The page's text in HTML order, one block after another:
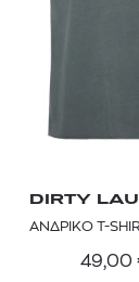
DIRTY
ΑΝΔΡΙΚΟ T-
49,00